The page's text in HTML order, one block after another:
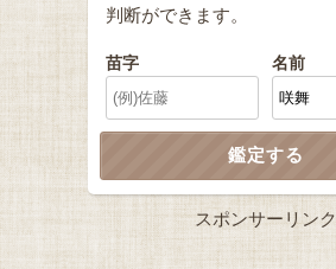
判断ができます。
苗字 名前
スポンサーリンク